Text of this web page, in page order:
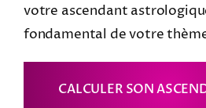
votre ascendant
fondamental de votre
CALCULER SON